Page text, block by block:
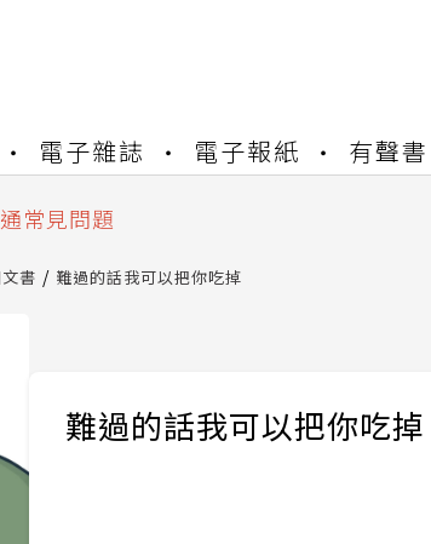
電子雜誌 電子報紙 有聲書
重要說明及資產合併結果查詢
資產合併與書櫃開通申請
常見問題
成書櫃開通與資產合併申請圖文教學
重要說明及資產合併結果查詢
資產合併與書櫃開通申請
書 難過的話我可以把你吃掉
難過的話我可以把你吃掉